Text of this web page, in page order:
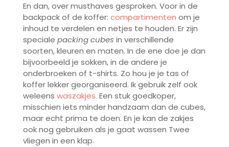
En dan, over musthaves gesproken. Voor in de
backpack of de koffer: compartimenten om je
inhoud te verdelen en netjes te houden. Er zijn
speciale packing cubes in verschillende
soorten, kleuren en maten. In de ene doe je dan
bijvoorbeeld je sokken, in de andere je
onderbroeken of t-shirts. Zo hou je je tas of
koffer lekker georganiseerd. Ik gebruik zelf ook
weleens waszakjes. Een stuk goedkoper,
misschien iets minder handzaam dan de cubes,
maar echt prima te doen. En je kan de zakjes
ook nog gebruiken als je gaat wassen Twee
vliegen in een klap.